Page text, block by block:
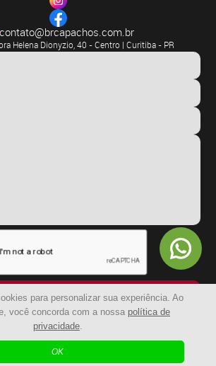
para personalizar sua experiência. Ao
você concorda com a nossa política de
privacidade.
OK
contato@brcapachos.com.br
Helena Dionyzio, 40 - Centro | Curitiba - PR
ENVIAR